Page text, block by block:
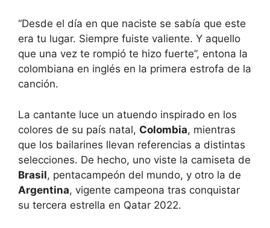
“Desde el día en que naciste se sabía que este
era tu lugar. Siempre fuiste valiente. Y aquello
que una vez te rompió te hizo fuerte”, entona la
colombiana en inglés en la primera estrofa de la
canción.
La cantante luce un atuendo inspirado en los
colores de su país natal, Colombia, mientras
que los bailarines llevan referencias a distintas
selecciones. De hecho, uno viste la camiseta de
Brasil, pentacampeón del mundo, y otro la de
Argentina, vigente campeona tras conquistar
su tercera estrella en Qatar 2022.